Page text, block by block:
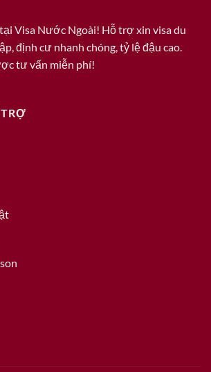
Visa Nước Ngoài! Hỗ trợ xin visa du
định cư nhanh chóng, tỷ lệ đậu cao.
tư vấn miễn phí!